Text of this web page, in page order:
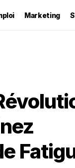
Marketing